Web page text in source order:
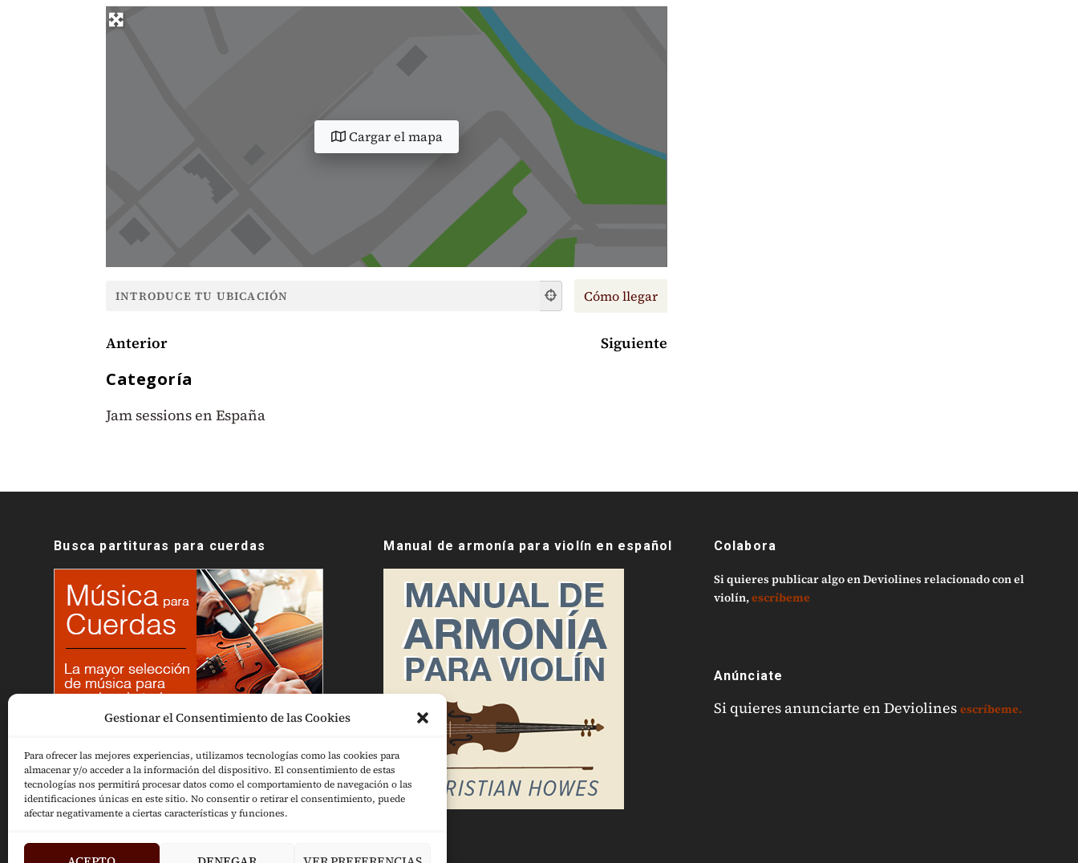
Gestionar el Consentimiento de las Cookies
Para ofrecer las mejores experiencias, utilizamos tecnologías como las cookies para
almacenar y/o acceder a la información del dispositivo. El consentimiento de estas
tecnologías nos permitirá procesar datos como el comportamiento de navegación o las
identificaciones únicas en este sitio. No consentir o retirar el consentimiento, puede
afectar negativamente a ciertas características y funciones.
Cargar el mapa
Anterior Siguiente
Categoría
Jam sessions en España
Busca partituras para cuerdas Manual de armonía para violín en español Colabora
Si quieres publicar algo en Deviolines relacionado con el
violín,escríbeme
Anúnciate
Si quieres anunciarte en Deviolines escríbeme.